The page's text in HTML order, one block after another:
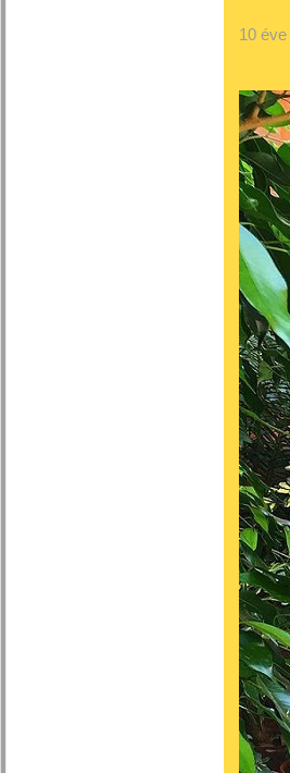
10 éve